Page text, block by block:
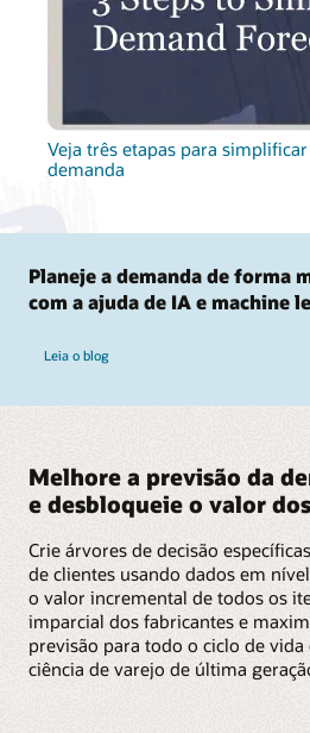
Veja três etapas para
demanda
Planeje a demanda de forma
com a ajuda de IA e machine
Leia o blog
Melhore a previsão da
e desbloqueie o valor
Crie árvores de decisão
de clientes usando dados em
o valor incremental de todos os
imparcial dos fabricantes e
previsão para todo o ciclo de
ciência de varejo de última